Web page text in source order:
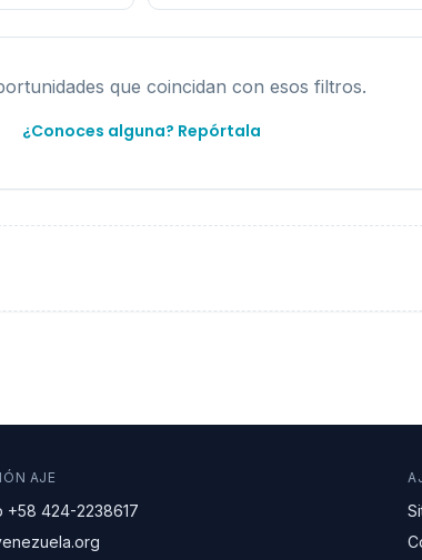
que coincidan con esos filtros.
¿Conoces alguna? Repórtala
AJE
+58 424-2238617